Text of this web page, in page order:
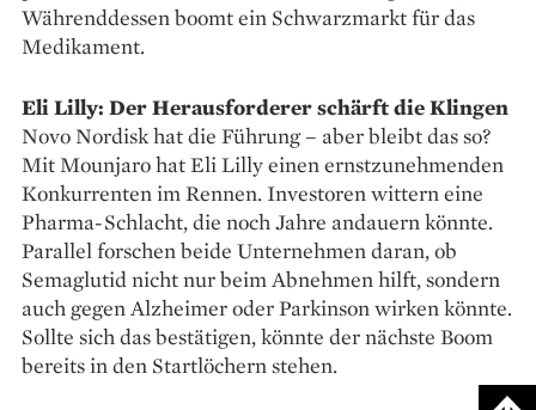
Währenddessen boomt ein Schwarzmarkt für das
Medikament.
Eli Lilly: Der Herausforderer schärft die Klingen
Novo Nordisk hat die Führung – aber bleibt das so?
Mit Mounjaro hat Eli Lilly einen ernstzunehmenden
Konkurrenten im Rennen. Investoren wittern eine
Pharma-Schlacht, die noch Jahre andauern könnte.
Parallel forschen beide Unternehmen daran, ob
Semaglutid nicht nur beim Abnehmen hilft, sondern
auch gegen Alzheimer oder Parkinson wirken könnte.
Sollte sich das bestätigen, könnte der nächste Boom
bereits in den Startlöchern stehen.